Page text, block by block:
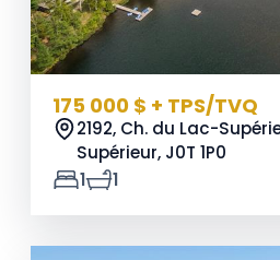
175 000 $ + TPS/TVQ
2192, Ch. du Lac-
Supérieur, J0T 1P0
1
1